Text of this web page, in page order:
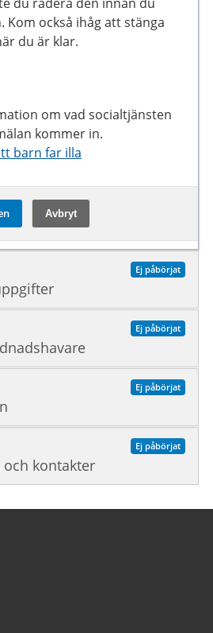
Kom också ihåg att stänga
du är klar.
om vad socialtjänsten
kommer in.
barn far illa
Ej påbörjat
Ej påbörjat
Ej påbörjat
Ej påbörjat
kontakter